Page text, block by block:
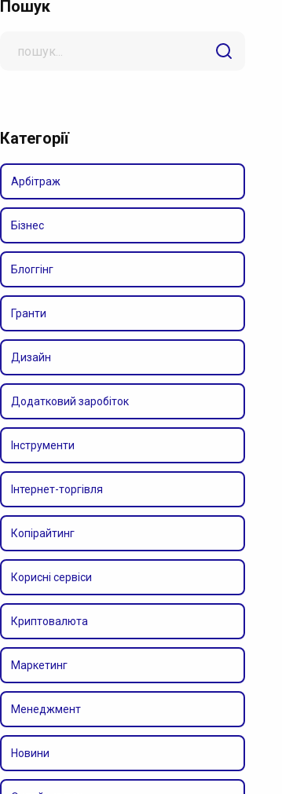
Пошук
Категорії
Арбітраж
Бізнес
Блоггінг
Гранти
Дизайн
Додатковий заробіток
Інструменти
Інтернет-торгівля
Копірайтинг
Корисні сервіси
Криптовалюта
Маркетинг
Менеджмент
Новини